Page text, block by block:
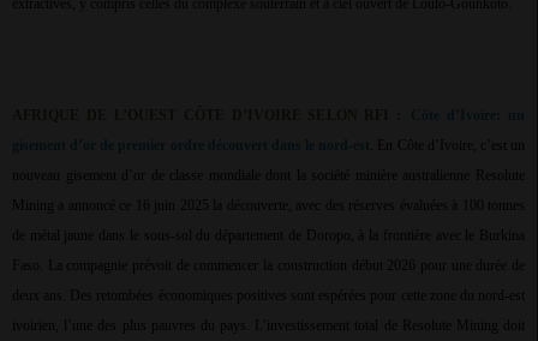
extractives, y compris celles du complexe souterrain et à ciel ouvert de Loulo-Gounkoto.
. En Côte d’Ivoire, c’est un
nouveau gisement d’or de classe mondiale dont la société minière australienne Resolute
Mining a annoncé ce 16 juin 2025 la découverte, avec des réserves évaluées à 100 tonnes
de métal jaune dans le sous-sol du département de Doropo, à la frontière avec le Burkina
Faso. La compagnie prévoit de commencer la construction début 2026 pour une durée de
deux ans. Des retombées économiques positives sont espérées pour cette zone du nord-est
ivoirien, l’une des plus pauvres du pays. L’investissement total de Resolute Mining doit